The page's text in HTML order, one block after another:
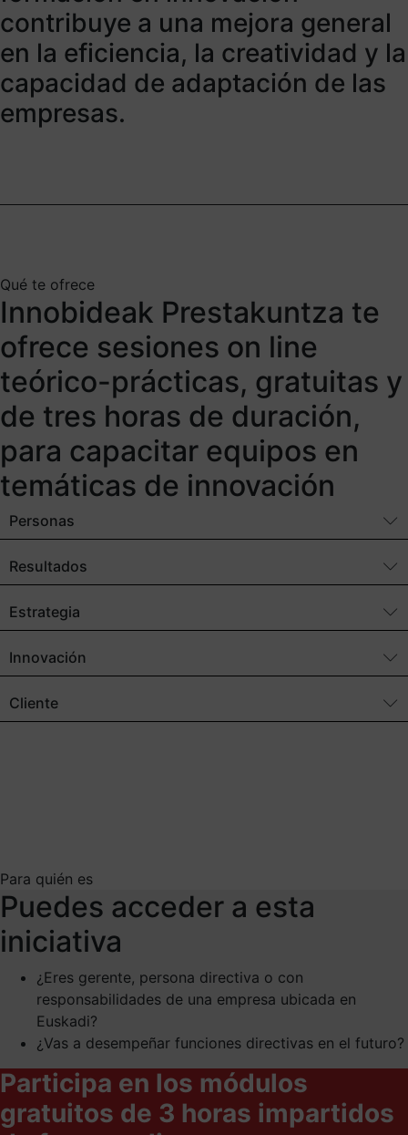
contribuye a una mejora general
en la eficiencia, la creatividad y la
capacidad de adaptación de las
empresas.
Qué te ofrece
Innobideak Prestakuntza te
ofrece sesiones on line
teórico-prácticas, gratuitas y
de tres horas de duración,
para capacitar equipos en
temáticas de innovación
Personas
Resultados
Estrategia
Innovación
Cliente
Para quién es
Puedes acceder a esta
iniciativa
¿Eres gerente, persona directiva o con
responsabilidades de una empresa ubicada en
Euskadi?
¿Vas a desempeñar funciones directivas en el futuro?
Participa en los módulos
gratuitos de 3 horas impartidos